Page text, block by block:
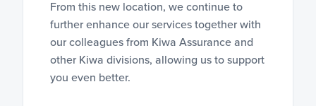
From this new location, we continue to
further enhance our services together with
our colleagues from Kiwa Assurance and
other Kiwa divisions, allowing us to support
you even better.